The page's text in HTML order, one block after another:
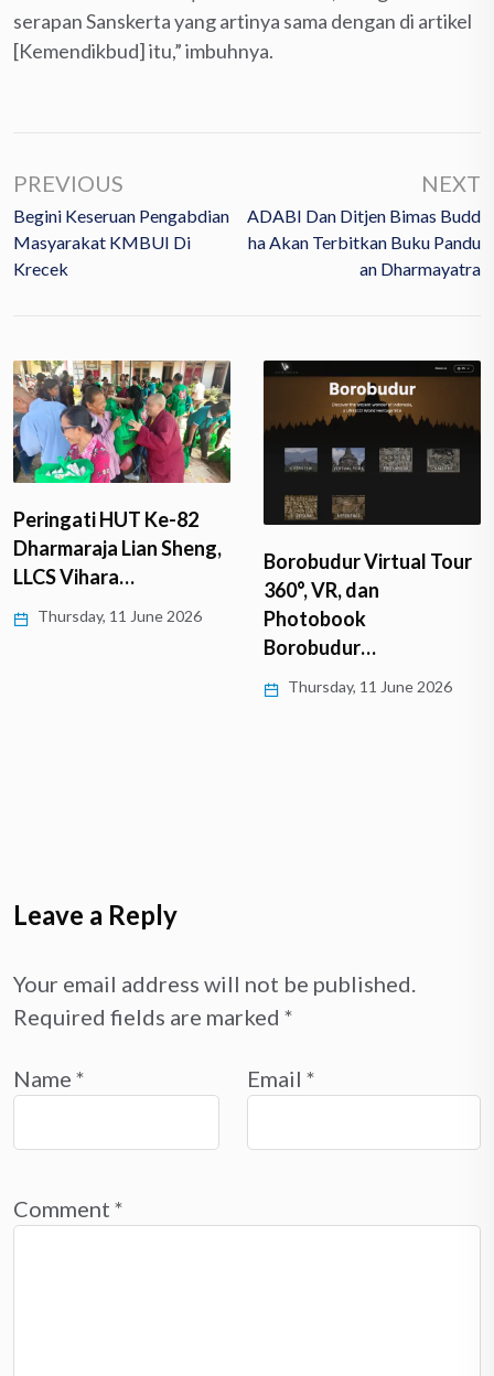
serapan Sanskerta yang artinya sama dengan di artikel
[Kemendikbud] itu,” imbuhnya.
PREVIOUS
Begini Keseruan Pengabdian
Masyarakat KMBUI Di
Krecek
NEXT
ADABI Dan Ditjen Bimas Budd
Ha Akan Terbitkan Buku Pandu
An Dharmayatra
Peringati HUT Ke-82
Dharmaraja Lian Sheng,
LLCS Vihara…
Thursday, 11 June 2026
Borobudur Virtual Tour
360°, VR, dan
Photobook
Borobudur…
Thursday, 11 June 2026
Leave a Reply
Your email address will not be published.
Required fields are marked *
Name * Email *
Comment *